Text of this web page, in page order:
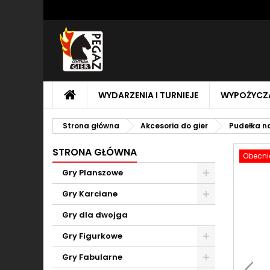
STRONA
GŁÓWNA
WYDARZENIA I TURNIEJE
Strona główna Akcesoria do gier Pudełka
STRONA GŁÓWNA
Gry Planszowe
Gry Karciane
Gry dla dwojga
Gry Figurkowe
Gry Fabularne